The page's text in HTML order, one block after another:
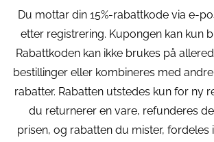
Du mottar din 15%-rabattkode via e-
etter registrering. Kupongen kan kun
Rabattkoden kan ikke brukes på
bestillinger eller kombineres med
rabatter. Rabatten utstedes kun for ny
du returnerer en vare, refunderes
prisen, og rabatten du mister, fordeles